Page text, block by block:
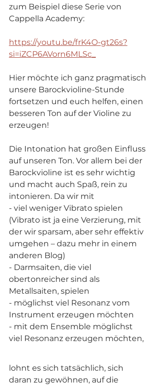
zum Beispiel diese Serie von
Cappella Academy:
https://youtu.be/frK4O-gt26s?
si=iZCP6AVorn6MLSc_
Hier möchte ich ganz pragmatisch
unsere Barockvioline-Stunde
fortsetzen und euch helfen, einen
besseren Ton auf der Violine zu
erzeugen!
Die Intonation hat großen Einfluss
auf unseren Ton. Vor allem bei der
Barockvioline ist es sehr wichtig
und macht auch Spaß, rein zu
intonieren. Da wir mit
- viel weniger Vibrato spielen
(Vibrato ist ja eine Verzierung, mit
der wir sparsam, aber sehr effektiv
umgehen – dazu mehr in einem
anderen Blog)
- Darmsaiten, die viel
obertonreicher sind als
Metallsaiten, spielen
- möglichst viel Resonanz vom
Instrument erzeugen möchten
- mit dem Ensemble möglichst
viel Resonanz erzeugen möchten,
lohnt es sich tatsächlich, sich
daran zu gewöhnen, auf die